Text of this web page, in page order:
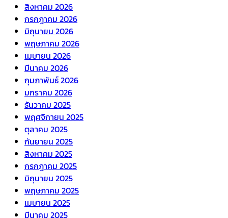
สิงหาคม 2026
กรกฎาคม 2026
มิถุนายน 2026
พฤษภาคม 2026
เมษายน 2026
มีนาคม 2026
กุมภาพันธ์ 2026
มกราคม 2026
ธันวาคม 2025
พฤศจิกายน 2025
ตุลาคม 2025
กันยายน 2025
สิงหาคม 2025
กรกฎาคม 2025
มิถุนายน 2025
พฤษภาคม 2025
เมษายน 2025
มีนาคม 2025